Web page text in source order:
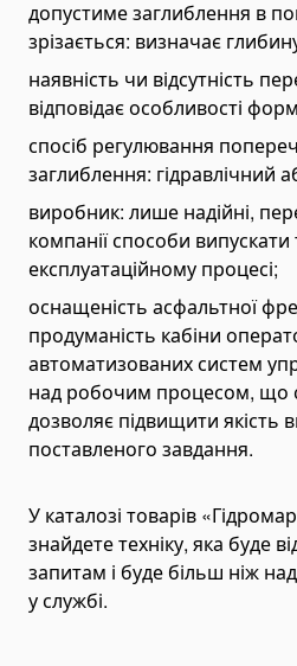
Injector & Nozzle Testers
Water Pressure Test Pumps
Nitrogen Pressure Test Kits
Hydraulic Pressure Test Kits
Pneumatic Test Pumps
Temperature Measurement Tools
Infrared Laser Thermometer
Inspection & Visual Diagnostic Tools
Digital Tachometers
Borescopes
Stroboscopes
Vibration Meters
Stetoskops Digital
Устаткування для вантажних
Гідроборти
Запчастини та комплектуючі
допустиме заглиблення в
зрізається: визначає
наявність чи відсутність
відповідає особливості
спосіб регулювання
заглиблення: гідравлічний
виробник: лише надійні,
компанії способи випускати
експлуатаційному процесі;
оснащеність асфальтної
продуманість кабіни
автоматизованих систем
над робочим процесом, що
дозволяє підвищити якість
поставленого завдання.
У каталозі товарів
знайдете техніку, яка буде
запитам і буде більш ніж
у службі.